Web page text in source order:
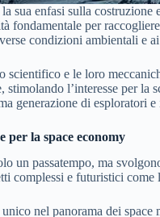
sua enfasi sulla
fondamentale per
condizioni ambientali e
e le loro
stimolando l’interesse per
generazione di esploratori
per la space economy
un passatempo, ma
complessi e futuristici
unico nel panorama dei